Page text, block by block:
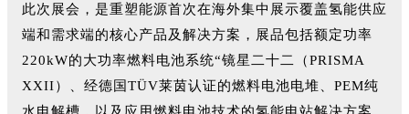
此次展会，是重塑能源首次在海外集中展示覆盖氢能供应
端和需求端的核心产品及解决方案，展品包括额定功率
220kW的大功率燃料电池系统“镜星二十二（PRISMA
XXII）、经德国TÜV莱茵认证的燃料电池电堆、PEM纯
水电解槽，以及应用燃料电池技术的氢能电站解决方案